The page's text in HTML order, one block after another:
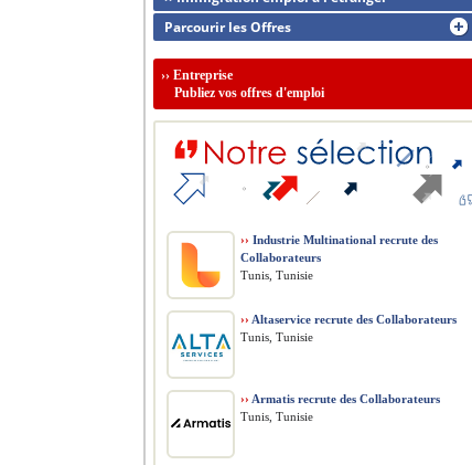
Parcourir les Offres
›› Entreprise
Publiez vos offres d'emploi
›› Industrie Multinational recrute des
Collaborateurs
Tunis, Tunisie
›› Altaservice recrute des Collaborateurs
Tunis, Tunisie
›› Armatis recrute des Collaborateurs
Tunis, Tunisie